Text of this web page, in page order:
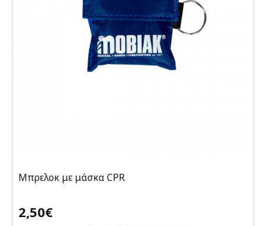
Μπρελοκ με μάσκα CPR
2,50€